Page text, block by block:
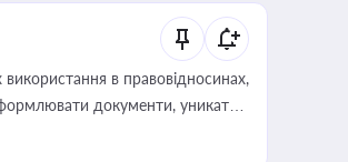
в правовідносинах,
документи, уникати